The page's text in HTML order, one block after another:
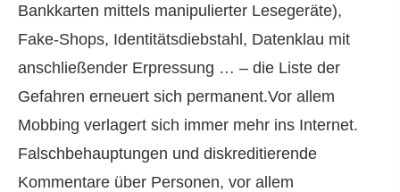
Bankkarten mittels manipulierter Lesegeräte),
Fake-Shops, Identitätsdiebstahl, Datenklau mit
anschließender Erpressung … – die Liste der
Gefahren erneuert sich permanent.Vor allem
Mobbing verlagert sich immer mehr ins Internet.
Falschbehauptungen und diskreditierende
Kommentare über Per­sonen, vor allem